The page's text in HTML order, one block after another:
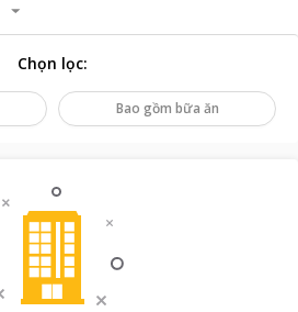
Chọn lọc:
Bao gồm bữa ăn